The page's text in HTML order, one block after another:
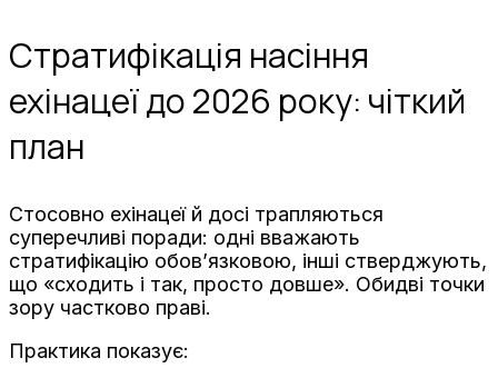
Стратифікація насіння
ехінацеї до 2026 року: чіткий
план
Стосовно ехінацеї й досі трапляються
суперечливі поради: одні вважають
стратифікацію обов’язковою, інші стверджують,
що «сходить і так, просто довше». Обидві точки
зору частково праві.
Практика показує: